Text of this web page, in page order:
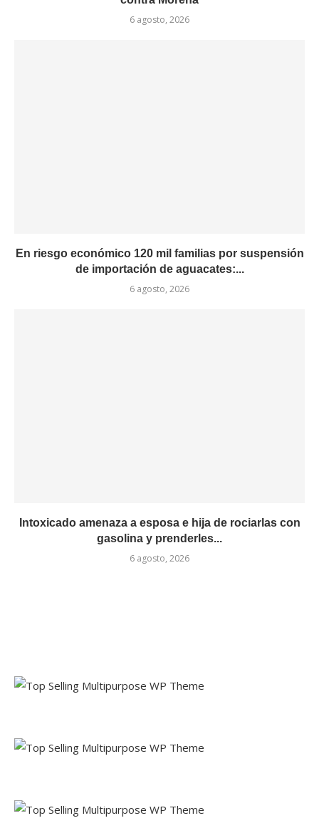
6 agosto, 2026
En riesgo económico 120 mil familias por suspensión
de importación de aguacates:...
6 agosto, 2026
Intoxicado amenaza a esposa e hija de rociarlas con
gasolina y prenderles...
6 agosto, 2026